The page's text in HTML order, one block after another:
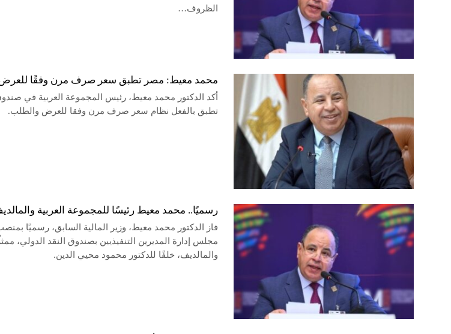
الظروف…
محمد معيط: مصر تطبق سعر صرف مرن وفقًا
أكد الدكتور محمد معيط، رئيس المجموعة العربية في
تطبق بالفعل نظام سعر صرف مرن وفقا للعرض والطلب.
رسميًا.. محمد معيط رئيسًا للمجموعة العربية
فاز الدكتور محمد معيط، وزير المالية السابق، رسميًا
مجلس إدارة المديرين التنفيذيين بصندوق النقد الدولي،
والمالديف، خلفًا للدكتور محمود محيي الدين.